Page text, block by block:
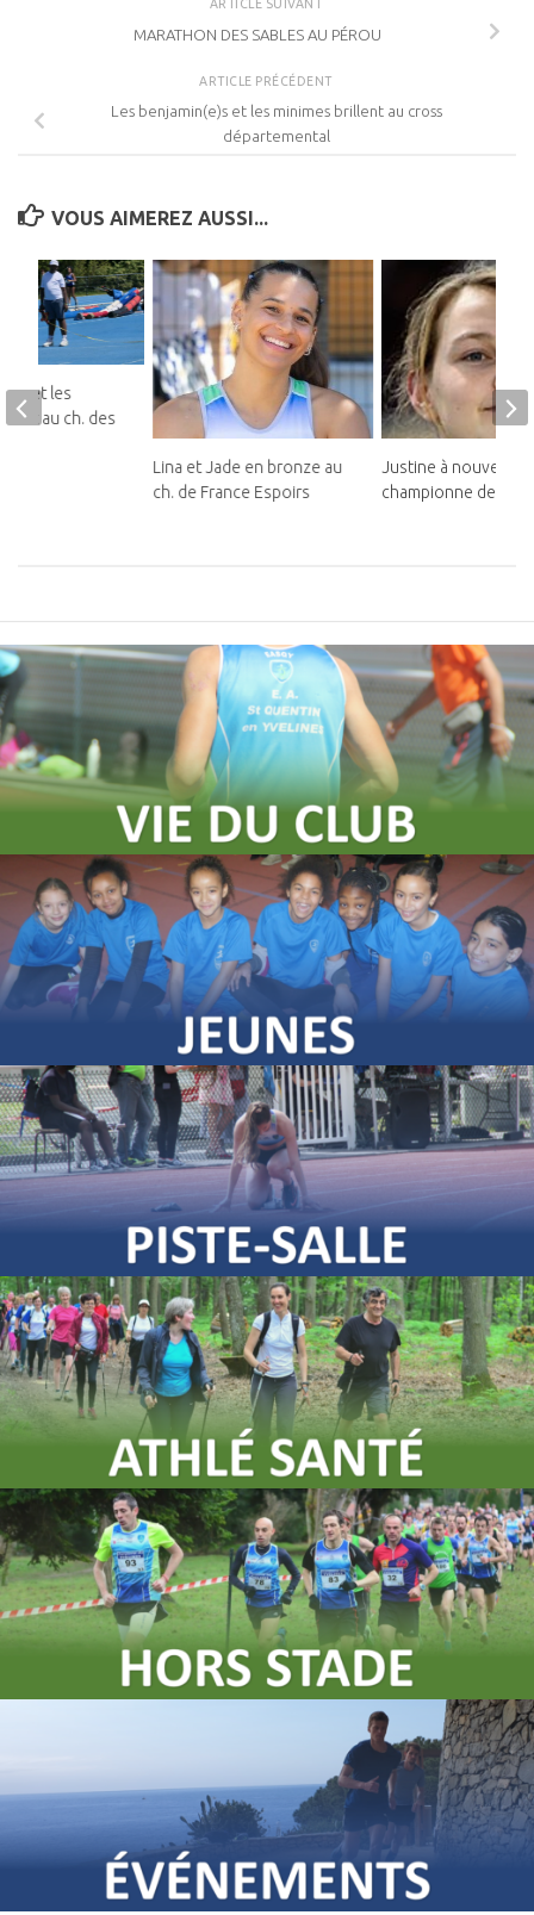
ARTICLE SUIVANT
MARATHON DES SABLES AU PÉROU
ARTICLE PRÉCÉDENT
Les benjamin(e)s et les minimes brillent au cross
départemental
VOUS AIMEREZ AUSSI...
Lina et Jade en bronze au
ch. de France Espoirs
Justine à nouveau
championne de
et les
au ch. des